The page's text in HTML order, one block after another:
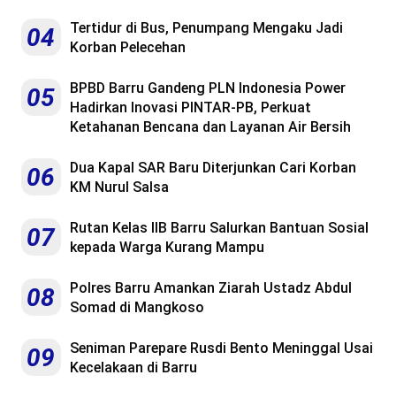
04
Tertidur di Bus, Penumpang Mengaku Jadi
Korban Pelecehan
05
BPBD Barru Gandeng PLN Indonesia Power
Hadirkan Inovasi PINTAR-PB, Perkuat
Ketahanan Bencana dan Layanan Air Bersih
06
Dua Kapal SAR Baru Diterjunkan Cari Korban
KM Nurul Salsa
07
Rutan Kelas IIB Barru Salurkan Bantuan Sosial
kepada Warga Kurang Mampu
08
Polres Barru Amankan Ziarah Ustadz Abdul
Somad di Mangkoso
09
Seniman Parepare Rusdi Bento Meninggal Usai
Kecelakaan di Barru